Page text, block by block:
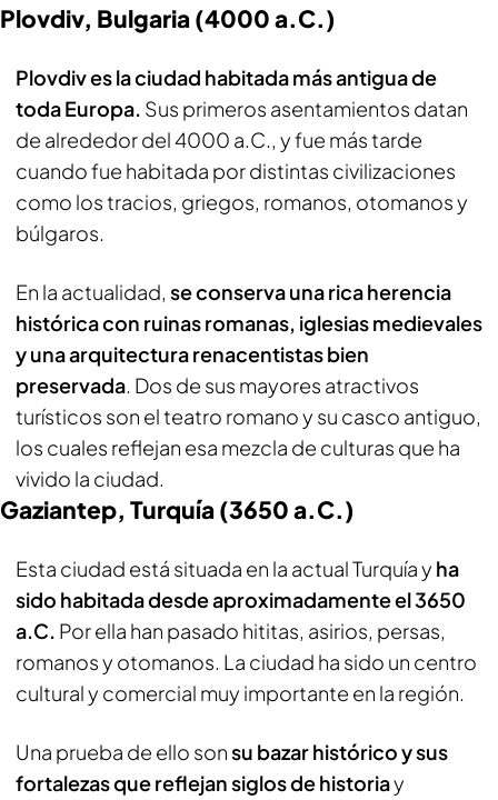
Plovdiv, Bulgaria (4000 a.C.)
Plovdiv es la ciudad habitada más antigua de
toda Europa. Sus primeros asentamientos datan
de alrededor del 4000 a.C., y fue más tarde
cuando fue habitada por distintas civilizaciones
como los tracios, griegos, romanos, otomanos y
búlgaros.
En la actualidad, se conserva una rica herencia
histórica con ruinas romanas, iglesias medievales
y una arquitectura renacentistas bien
preservada. Dos de sus mayores atractivos
turísticos son el teatro romano y su casco antiguo,
los cuales reflejan esa mezcla de culturas que ha
vivido la ciudad.
Gaziantep, Turquía (3650 a.C.)
Esta ciudad está situada en la actual Turquía y ha
sido habitada desde aproximadamente el 3650
a.C. Por ella han pasado hititas, asirios, persas,
romanos y otomanos. La ciudad ha sido un centro
cultural y comercial muy importante en la región.
Una prueba de ello sonsu bazar histórico y sus
fortalezas que reflejan siglos de historiay